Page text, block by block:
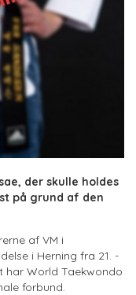
der skulle holdes
på grund af den
af VM i
i Herning fra 21. -
har World Taekwondo
forbund.